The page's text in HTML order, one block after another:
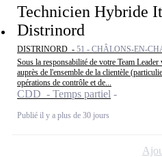
Technicien Hybride
Distrinord
DISTRINORD - 51 - CHÂLONS-EN-
Sous la responsabilité de votre Team
auprès de l'ensemble de la clientèle
opérations de contrôle et de...
CDD - Temps partiel
Publié il y a plus de 30 jours